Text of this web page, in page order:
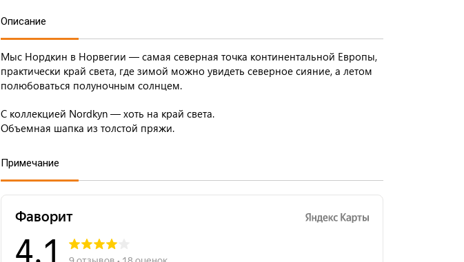
Описание
Мыс Нордкин в Норвегии — самая северная точка континентальной Европы,
практически край света, где зимой можно увидеть северное сияние, а летом
полюбоваться полуночным солнцем.
С коллекцией Nordkyn — хоть на край света.
Объемная шапка из толстой пряжи.
Примечание